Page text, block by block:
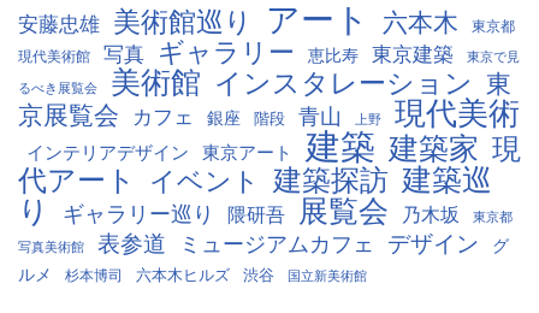
安藤忠雄 美術館巡り アート 六本木
東京都
現代美術館
写真 ギャラリー 恵比寿 東京建築 東京で見
るべき展覧会 美術館 インスタレーション
東
京展覧会
カフェ 銀座 階段 青山 上野 現代美術
インテリアデザイン 東京アート 建築 建築家 現
代アート
イベント 建築探訪 建築巡
り
ギャラリー巡り 隈研吾 展覧会 乃木坂 東京都
写真美術館 表参道 ミュージアムカフェ デザイン
グ
ルメ
杉本博司 六本木ヒルズ 渋谷 国立新美術館